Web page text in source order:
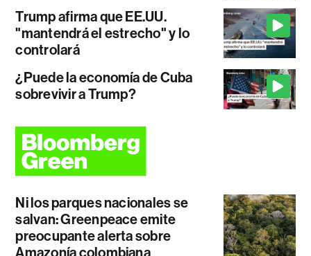
Trump afirma que EE.UU.
"mantendrá el estrecho" y lo
controlará
¿Puede la economía de Cuba
sobrevivir a Trump?
Ni los parques nacionales se
salvan: Greenpeace emite
preocupante alerta sobre
Amazonía colombiana